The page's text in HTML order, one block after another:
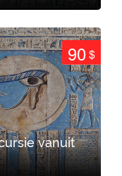
90$
vanuit